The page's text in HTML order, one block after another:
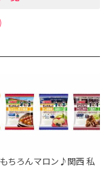
ちろんマロン♪関西 私